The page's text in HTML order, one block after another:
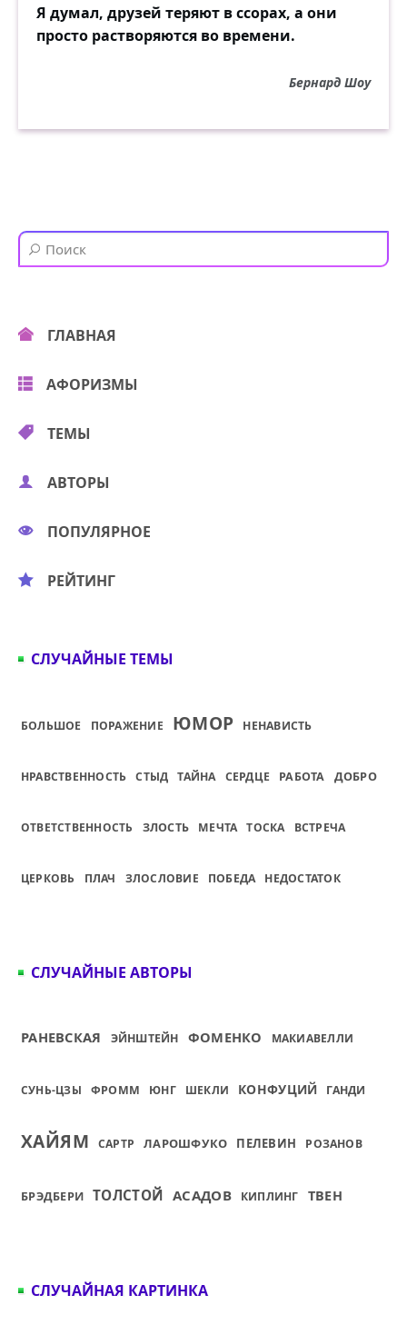
Я думал, друзей теряют в ссорах, а они
просто растворяются во времени.
Бернард Шоу
ГЛАВНАЯ
АФОРИЗМЫ
ТЕМЫ
АВТОРЫ
ПОПУЛЯРНОЕ
РЕЙТИНГ
СЛУЧАЙНЫЕ ТЕМЫ
БОЛЬШОЕ ПОРАЖЕНИЕ ЮМОР НЕНАВИСТЬ
НРАВСТВЕННОСТЬ СТЫД ТАЙНА СЕРДЦЕ РАБОТА ДОБРО
ОТВЕТСТВЕННОСТЬ ЗЛОСТЬ МЕЧТА ТОСКА ВСТРЕЧА
ЦЕРКОВЬ ПЛАЧ ЗЛОСЛОВИЕ ПОБЕДА НЕДОСТАТОК
СЛУЧАЙНЫЕ АВТОРЫ
РАНЕВСКАЯ ЭЙНШТЕЙН ФОМЕНКО МАКИАВЕЛЛИ
СУНЬ-ЦЗЫ ФРОММ ЮНГ ШЕКЛИ КОНФУЦИЙ ГАНДИ
ХАЙЯМ САРТР ЛАРОШФУКО ПЕЛЕВИН РОЗАНОВ
БРЭДБЕРИ ТОЛСТОЙ АСАДОВ КИПЛИНГ ТВЕН
СЛУЧАЙНАЯ КАРТИНКА